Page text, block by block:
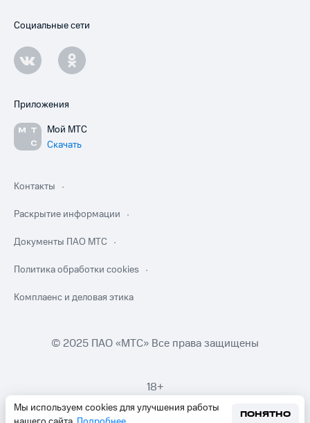
Мы используем cookies для улучшения работы
ПОНЯТНО
Социальные сети
Приложения
Мой МТС
Скачать
Контакты
Раскрытие информации
Документы ПАО МТС
Политика обработки cookies
Комплаенс и деловая этика
© 2025 ПАО «МТС» Все права защищены
18+